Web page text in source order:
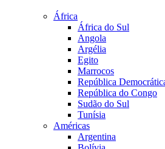
África
África do Sul
Angola
Argélia
Egito
Marrocos
República
República do Congo
Sudão do Sul
Tunísia
Américas
Argentina